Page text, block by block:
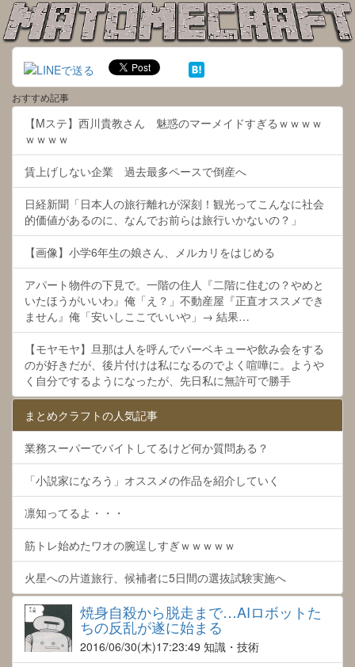
おすすめ記事
【Mステ】西川貴教さん 魅惑のマーメイドすぎるｗｗｗｗ
ｗｗｗｗ
賃上げしない企業 過去最多ペースで倒産へ
日経新聞「日本人の旅行離れが深刻！観光ってこんなに社会
的価値があるのに、なんでお前らは旅行いかないの？」
【画像】小学6年生の娘さん、メルカリをはじめる
アパート物件の下見で。一階の住人『二階に住むの？やめと
いたほうがいいわ』俺「え？」不動産屋『正直オススメでき
ません』俺「安いしここでいいや」→ 結果…
【モヤモヤ】旦那は人を呼んでバーベキューや飲み会をする
のが好きだが、後片付けは私になるのでよく喧嘩に。ようや
く自分でするようになったが、先日私に無許可で勝手
まとめクラフトの人気記事
業務スーパーでバイトしてるけど何か質問ある？
「小説家になろう」オススメの作品を紹介していく
凛知ってるよ・・・
筋トレ始めたワオの腕逞しすぎｗｗｗｗｗ
火星への片道旅行、候補者に5日間の選抜試験実施へ
焼身自殺から脱走まで…AIロボットた
ちの反乱が遂に始まる
2016/06/30(木)17:23:49 知識・技術